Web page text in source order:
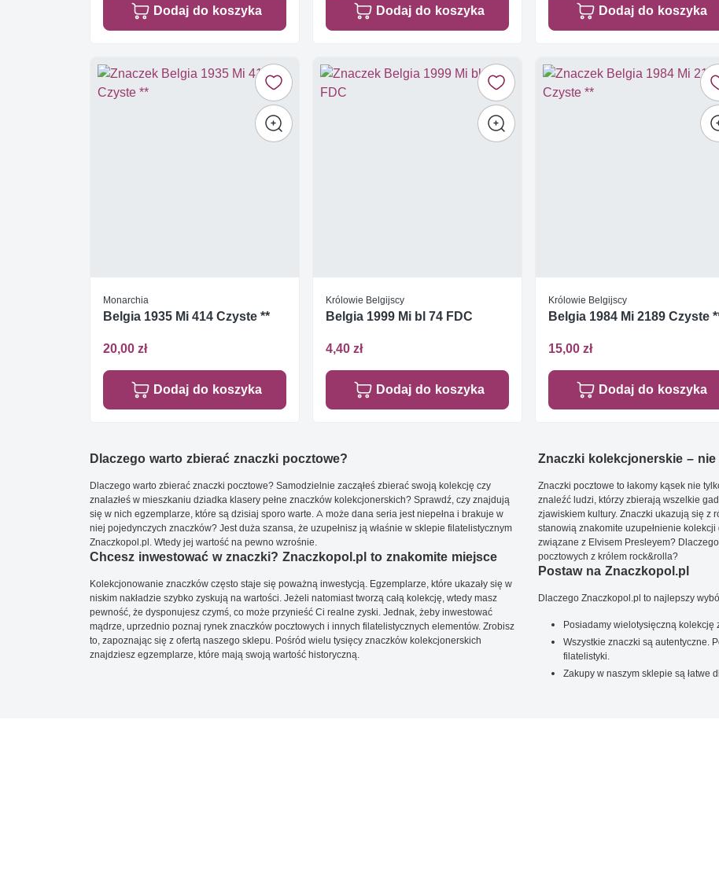
Dodaj do koszyka Dodaj do koszyka Dodaj do koszyka
Monarchia
Belgia 1935 Mi 414 Czyste **
20,00 zł
Dodaj do koszyka
Królowie Belgijscy
Belgia 1999 Mi bl 74 FDC
4,40 zł
Dodaj do koszyka
Królowie Belgijscy
Belgia 1984 Mi 2189 Czyste
15,00 zł
Dodaj do koszyka
Dlaczego warto zbierać znaczki pocztowe?
Dlaczego warto zbierać znaczki pocztowe? Samodzielnie zacząłeś zbierać swoją kolekcję czy
znalazłeś w mieszkaniu dziadka klasery pełne znaczków kolekcjonerskich? Sprawdź, czy znajdują
się w nich egzemplarze, które są dzisiaj sporo warte. A może dana seria jest niepełna i brakuje w
niej pojedynczych znaczków? Jest duża szansa, że uzupełnisz ją właśnie w sklepie filatelistycznym
Znaczkopol.pl. Wtedy jej wartość na pewno wzrośnie.
Chcesz inwestować w znaczki? Znaczkopol.pl to znakomite miejsce
Kolekcjonowanie znaczków często staje się poważną inwestycją. Egzemplarze, które ukazały się w
niskim nakładzie szybko zyskują na wartości. Jeżeli natomiast tworzą całą kolekcję, wtedy masz
pewność, że dysponujesz czymś, co może przynieść Ci realne zyski. Jednak, żeby inwestować
mądrze, uprzednio poznaj rynek znaczków pocztowych i innych filatelistycznych elementów. Zrobisz
to, zapoznając się z ofertą naszego sklepu. Pośród wielu tysięcy znaczków kolekcjonerskich
znajdziesz egzemplarze, które mają swoją wartość historyczną.
Znaczki kolekcjonerskie –
Znaczki pocztowe to łakomy kąsek nie
znaleźć ludzi, którzy zbierają wszelkie
zjawiskiem kultury. Znaczki ukazują się z
stanowią znakomite uzupełnienie
związane z Elvisem Presleyem?
pocztowych z królem rock&rolla?
Postaw na Znaczkopol.pl
Dlaczego Znaczkopol.pl to najlepszy
Posiadamy wielotysięczną kolekcję
Wszystkie znaczki są autentyczne.
filatelistyki.
Zakupy w naszym sklepie są łatwe